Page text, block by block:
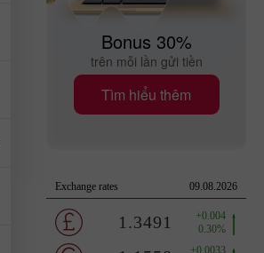
Bonus 30%
trên mỗi lần gửi tiền
Tìm hiểu thêm